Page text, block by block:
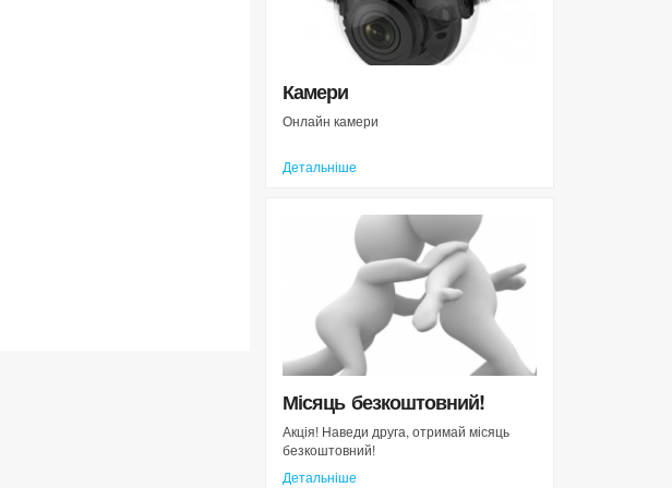
Камери
Онлайн камери
Детальніше
Місяць безкоштовний!
Акція! Наведи друга, отримай місяць
безкоштовний!
Детальніше